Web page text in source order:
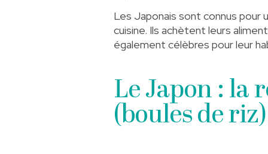
Les Japonais sont connus pour
cuisine. Ils achètent leurs
également célèbres pour leur
Le Japon : la
(boules de riz)